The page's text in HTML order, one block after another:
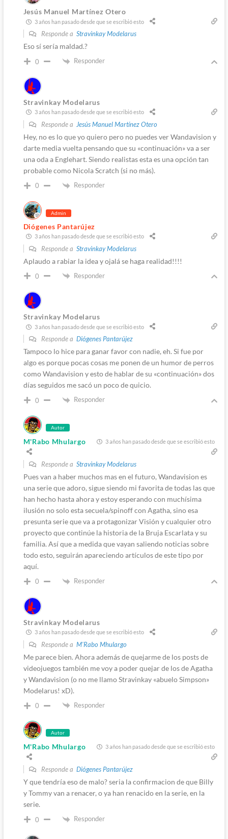
Jesús Manuel Martínez Otero
3 años han pasado desde que se escribió esto
Responde a Stravinkay Modelarus
Eso sí sería maldad.?
0 Responder
Stravinkay Modelarus
3 años han pasado desde que se escribió esto
Responde a Jesús Manuel Martínez Otero
Hey, no es lo que yo quiero pero no puedes ver Wandavision y
darte media vuelta pensando que su «continuación» va a ser
una oda a Englehart. Siendo realistas esta es una opción tan
probable como Nicola Scratch (si no más).
0 Responder
Admin
Diógenes Pantarújez
3 años han pasado desde que se escribió esto
Responde a Stravinkay Modelarus
Aplaudo a rabiar la idea y ojalá se haga realidad!!!!
0 Responder
Stravinkay Modelarus
3 años han pasado desde que se escribió esto
Responde a Diógenes Pantarújez
Tampoco lo hice para ganar favor con nadie, eh. Si fue por
algo es porque pocas cosas me ponen de un humor de perros
como Wandavision y esto de hablar de su «continuación» dos
días seguidos me sacó un poco de quicio.
0 Responder
Autor
M'Rabo Mhulargo 3 años han pasado desde que se escribió esto
Responde a Stravinkay Modelarus
Pues van a haber muchos mas en el futuro, Wandavision es
una serie que adoro, sigue siendo mi favorita de todas las que
han hecho hasta ahora y estoy esperando con muchísima
ilusión no solo esta secuela/spinoff con Agatha, sino esa
presunta serie que va a protagonizar Visión y cualquier otro
proyecto que continúe la historia de la Bruja Escarlata y su
familia. Así que a medida que vayan saliendo noticias sobre
todo esto, seguirán apareciendo artículos de este tipo por
aquí.
0 Responder
Stravinkay Modelarus
3 años han pasado desde que se escribió esto
Responde a M'Rabo Mhulargo
Me parece bien. Ahora además de quejarme de los posts de
videojuegos también me voy a poder quejar de los de Agatha
y Wandavision (o no me llamo Stravinkay «abuelo Simpson»
Modelarus! xD).
0 Responder
Autor
M'Rabo Mhulargo 3 años han pasado desde que se escribió esto
Responde a Diógenes Pantarújez
Y que tendría eso de malo? seria la confirmacion de que Billy
y Tommy van a renacer, o ya han renacido en la serie, en la
serie.
0 Responder